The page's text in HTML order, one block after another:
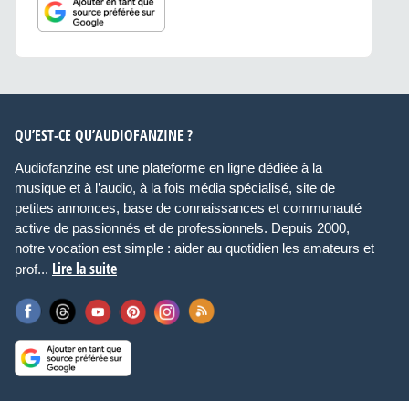
QU’EST-CE QU’AUDIOFANZINE ?
Audiofanzine est une plateforme en ligne dédiée à la
musique et à l’audio, à la fois média spécialisé, site de
petites annonces, base de connaissances et communauté
active de passionnés et de professionnels. Depuis 2000,
notre vocation est simple : aider au quotidien les amateurs et
prof... Lire la suite